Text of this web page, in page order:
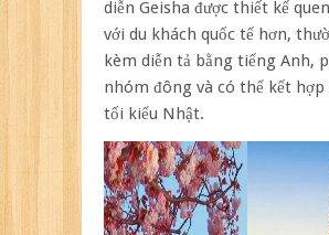
diễn Geisha được thiết kế
với du khách quốc tế hơn,
kèm diễn tả bằng tiếng Anh,
nhóm đông và có thể kết hợp
tối kiểu Nhật.